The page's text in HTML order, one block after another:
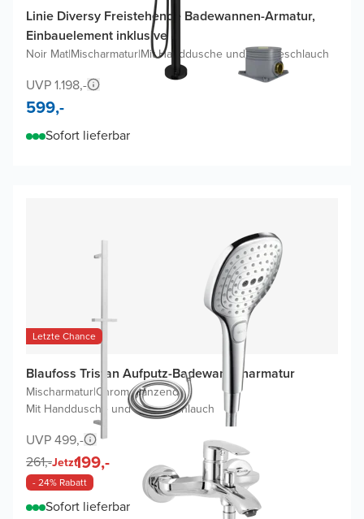
Linie Diversy Freistehende Badewannen-Armatur,
Einbauelement inklusive
Noir Mat|Mischarmatur|Mit Handdusche und Brauseschlauch
UVP 1.198,-
599,-
Sofort lieferbar
Letzte Chance
Blaufoss Tristan Aufputz-Badewannenarmatur
Mischarmatur|Chrom glänzend|
Mit Handdusche und Brauseschlauch
UVP 499,-
261,-Jetzt199,-
- 24% Rabatt
Sofort lieferbar